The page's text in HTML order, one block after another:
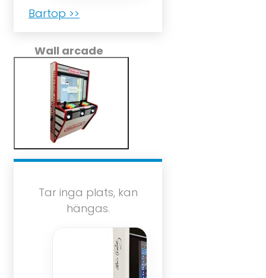
Bartop >>
Wall arcade
Tar inga plats, kan
hängas.